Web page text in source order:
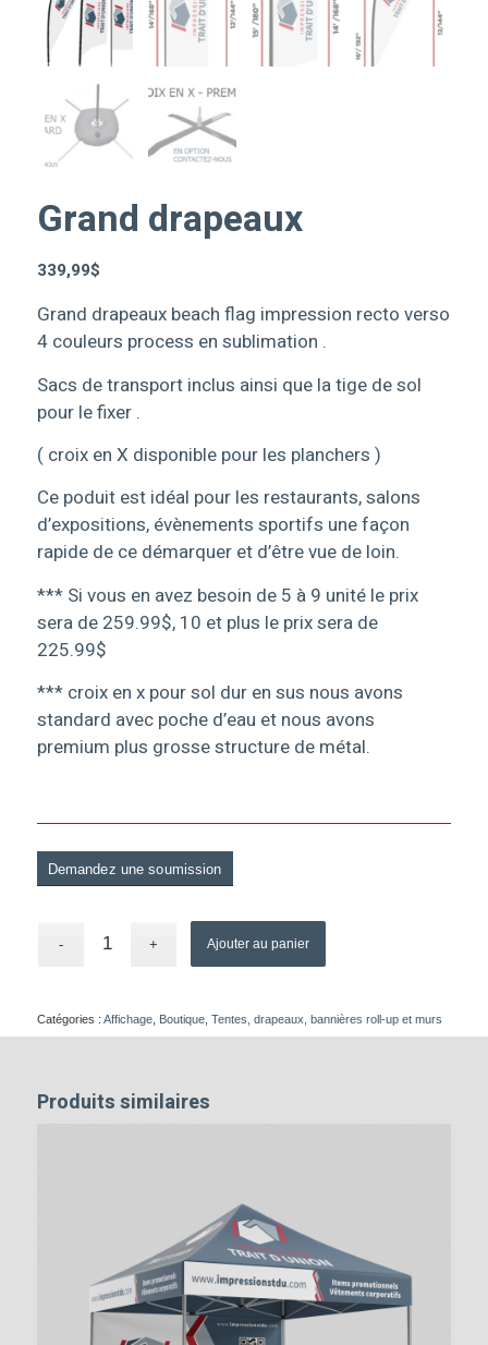
Grand drapeaux
339,99$
Grand drapeaux beach flag impression recto verso
4 couleurs process en sublimation .
Sacs de transport inclus ainsi que la tige de sol
pour le fixer .
( croix en X disponible pour les planchers )
Ce poduit est idéal pour les restaurants, salons
d’expositions, évènements sportifs une façon
rapide de ce démarquer et d’être vue de loin.
*** Si vous en avez besoin de 5 à 9 unité le prix
sera de 259.99$, 10 et plus le prix sera de
225.99$
*** croix en x pour sol dur en sus nous avons
standard avec poche d’eau et nous avons
premium plus grosse structure de métal.
Demandez une soumission
Ajouter au panier
Catégories : Affichage, Boutique, Tentes, drapeaux, bannières roll-up et murs
Produits similaires